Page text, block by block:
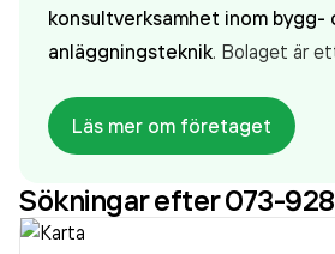
konsultverksamhet inom bygg-
anläggningsteknik. Bolaget är
99 000,00 krsenaste
Läs mer om företaget
Sökningar efter 073-